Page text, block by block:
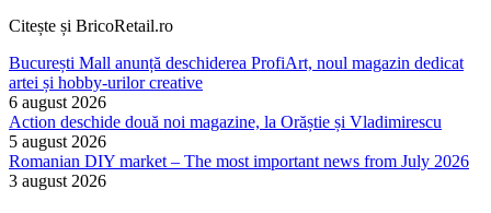
Citește și BricoRetail.ro
București Mall anunță deschiderea ProfiArt, noul magazin dedicat
artei și hobby-urilor creative
6 august 2026
Action deschide două noi magazine, la Orăștie și Vladimirescu
5 august 2026
Romanian DIY market – The most important news from July 2026
3 august 2026